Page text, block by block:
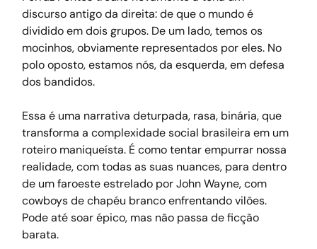
discurso antigo da direita: de que o mundo é
dividido em dois grupos. De um lado, temos os
mocinhos, obviamente representados por eles. No
polo oposto, estamos nós, da esquerda, em defesa
dos bandidos.
Essa é uma narrativa deturpada, rasa, binária, que
transforma a complexidade social brasileira em um
roteiro maniqueísta. É como tentar empurrar nossa
realidade, com todas as suas nuances, para dentro
de um faroeste estrelado por John Wayne, com
cowboys de chapéu branco enfrentando vilões.
Pode até soar épico, mas não passa de ficção
barata.